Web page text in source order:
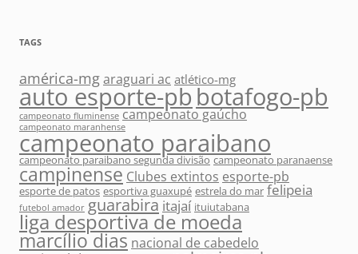
TAGS
américa-mgaraguari ac atlético-mg
auto esporte-pbbotafogo-pb
campeonato fluminense campeonato gaúcho
campeonato maranhense
campeonato paraibano
campeonato paraibano segunda divisão campeonato paranaense
campinense Clubes extintos esporte-pb
esporte de patos esportiva guaxupé estrela do mar felipeia
futebol amador guarabira itajaí ituiutabana
liga desportiva de moeda
marcílio dias nacional de cabedelo